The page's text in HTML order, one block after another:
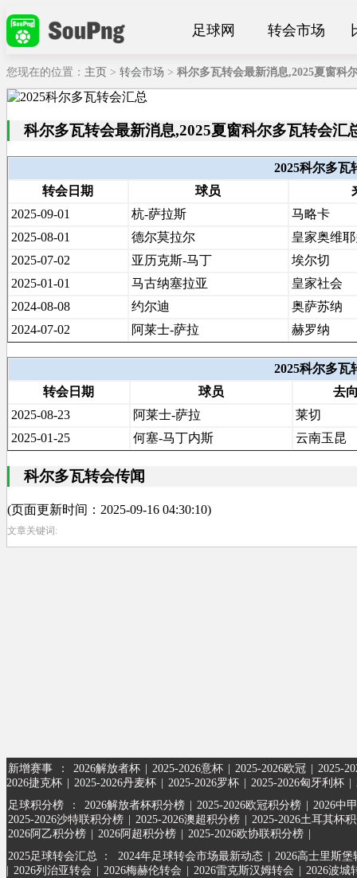
足球网 转会市场
您现在的位置： 主页 > 转会市场 > 科尔多瓦转会最新消息,2025夏窗科
科尔多瓦转会最新消息,2025夏窗科尔多瓦转会汇
2025科尔多瓦
转会日期
球员
2025-09-01
杭-萨拉斯
马略卡
2025-08-01
德尔莫拉尔
皇家奥维
2025-07-02
亚历克斯-马丁
埃尔切
2025-01-01
马古纳塞拉亚
皇家社会
2024-08-08
约尔迪
奥萨苏纳
2024-07-02
阿莱士-萨拉 赫罗纳
2025科尔多瓦
转会日期
球员
去
2025-08-23
阿莱士-萨拉
莱切
2025-01-25
何塞-马丁内斯 云南玉昆
科尔多瓦转会传闻
(页面更新时间：2025-09-16 04:30:10)
文章关键词:
新增赛事 ： 2026解放者杯 2025-2026意杯 2025-2026欧冠
2025-
2026捷克杯
2025-2026丹麦杯 2025-2026罗杯 2025-2026匈牙利杯
足球积分榜
： 2026解放者杯积分榜 2025-2026欧冠积分榜
2026中
2025-2026沙特联积分榜
2025-2026澳超积分榜
2025-2026土耳其杯
2026阿乙积分榜
2026阿超积分榜 2025-2026欧协联积分榜
2025足球转会汇总 ：
2024年足球转会市场最新动态
2026高士里斯堡
2026列治亚转会 2026梅赫伦转会 2026雷克斯汉姆转会
2026波城